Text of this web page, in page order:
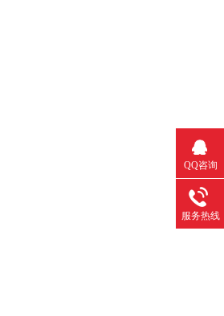
QQ咨询
服务热线